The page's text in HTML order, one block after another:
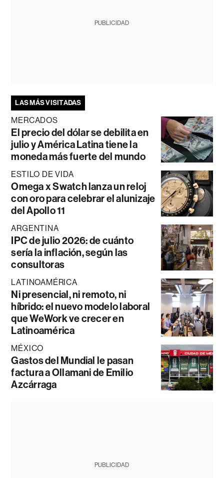
PUBLICIDAD
LAS MÁS VISITADAS
MERCADOS
El precio del dólar se debilita en
julio y América Latina tiene la
moneda más fuerte del mundo
ESTILO DE VIDA
Omega x Swatch lanza un reloj
con oro para celebrar el alunizaje
del Apollo 11
ARGENTINA
IPC de julio 2026: de cuánto
sería la inflación, según las
consultoras
LATINOAMÉRICA
Ni presencial, ni remoto, ni
híbrido: el nuevo modelo laboral
que WeWork ve crecer en
Latinoamérica
MÉXICO
Gastos del Mundial le pasan
factura a Ollamani de Emilio
Azcárraga
PUBLICIDAD